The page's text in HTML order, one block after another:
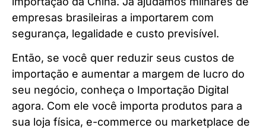
empresas brasileiras a importarem com
segurança, legalidade e custo previsível.
Então, se você quer reduzir seus custos de
importação e aumentar a margem de lucro do
seu negócio, conheça o Importação Digital
agora. Com ele você importa produtos para a
sua loja física, e-commerce ou marketplace de